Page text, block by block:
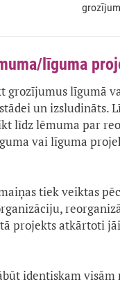
līguma
grozījumus līgumā
un izsludināts.
līdz lēmuma par
vai līguma
tiek veiktas
projekts atkārtoti
identiskam